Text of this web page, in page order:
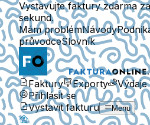
Vystavujte faktury zdarma
sekund.
Mám problémNávody
průvodceSlovník
Faktury Exporty
Výdaje
Přihlásit se
Vystavit fakturu
Menu